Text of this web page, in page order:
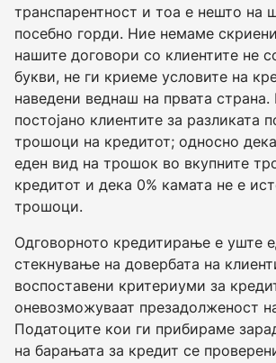
транспарентност и тоа е нешто на
посебно горди. Ние немаме
нашите договори со клиентите не
букви, не ги криеме условите на
наведени веднаш на првата
постојано клиентите за разликата
трошоци на кредитот; односно
еден вид на трошок во вкупните
кредитот и дека 0% камата не е
трошоци.
Одговорното кредитирање е уште
стекнување на довербата на
воспоставени критериуми за
оневозможуваат презадолженост
Податоците кои ги прибираме
на барањата за кредит се